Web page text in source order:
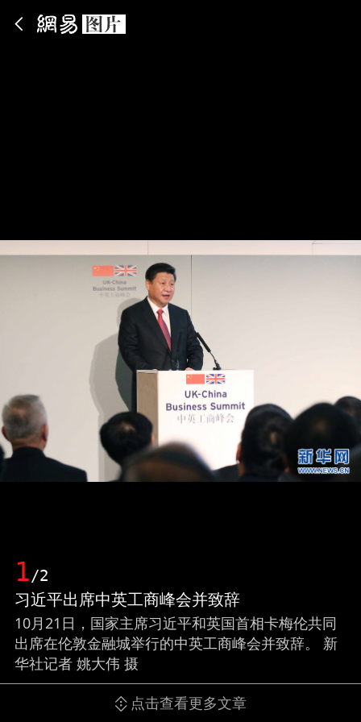
1/2
习近平出席中英工商峰会并致辞
10月21日，国家主席习近平和英国首相卡梅伦共同
出席在伦敦金融城举行的中英工商峰会并致辞。 新
华社记者 姚大伟 摄
点击查看更多文章